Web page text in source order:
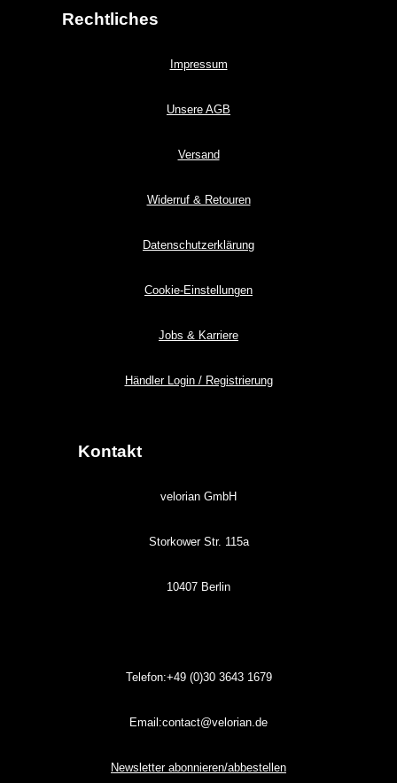
Rechtliches
Impressum
Unsere AGB
Versand
Widerruf & Retouren
Datenschutzerklärung
Cookie-Einstellungen
Jobs & Karriere
Händler Login / Registrierung
Kontakt
velorian GmbH
Storkower Str. 115a
10407 Berlin
Telefon:+49 (0)3036431679
Email:contact@velorian.de
Newsletter abonnieren/abbestellen